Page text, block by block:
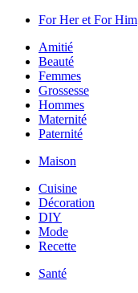
For Her et For Him
Amitié
Beauté
Femmes
Grossesse
Hommes
Maternité
Paternité
Maison
Cuisine
Décoration
DIY
Mode
Recette
Santé